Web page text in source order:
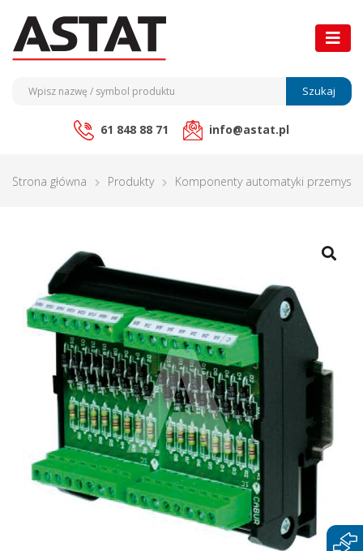
Szukaj
61 848 88 71 info@astat.pl
Strona główna Produkty Komponenty automatyki